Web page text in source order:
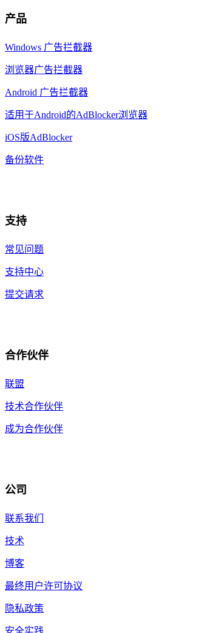
产品
Windows 广告拦截器
浏览器广告拦截器
Android 广告拦截器
适用于Android的AdBlocker浏览器
iOS版AdBlocker
备份软件
支持
常见问题
支持中心
提交请求
合作伙伴
联盟
技术合作伙伴
成为合作伙伴
公司
联系我们
技术
博客
最终用户许可协议
隐私政策